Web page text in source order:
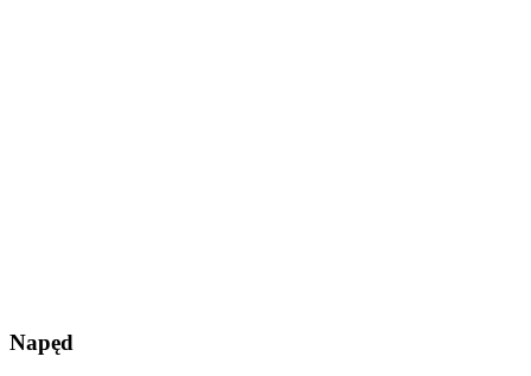
Napęd